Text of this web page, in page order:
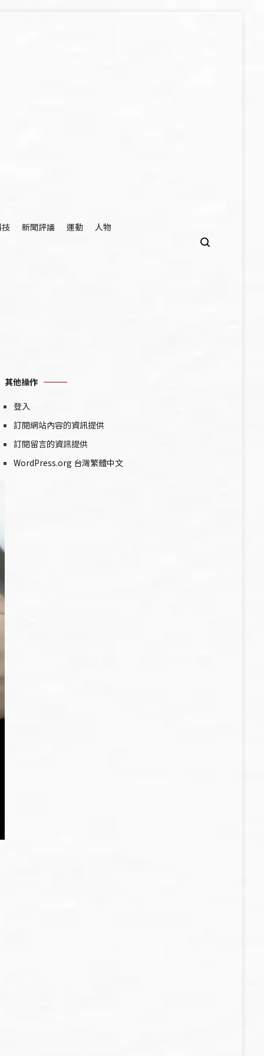
新聞評議 運動 人物
其他操作
登入
訂閱網站內容的資訊提供
訂閱留言的資訊提供
WordPress.org 台灣繁體中文